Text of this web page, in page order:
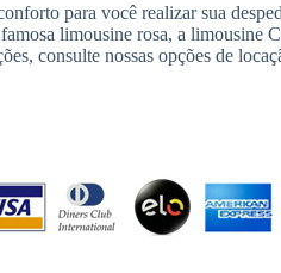
para você realizar sua
limousine rosa, a limousine
consulte nossas opções de